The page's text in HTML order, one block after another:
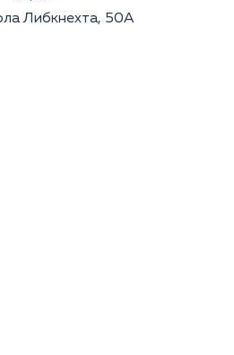
Либкнехта, 50А